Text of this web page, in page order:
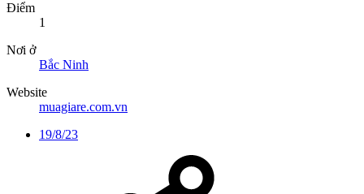
Điểm
1
Nơi ở
Bắc Ninh
Website
muagiare.com.vn
19/8/23